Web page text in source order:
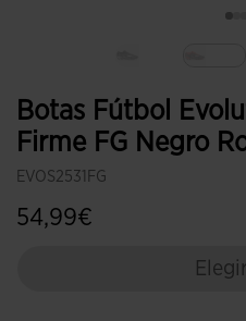
Botas Fútbol
Firme FG Negro
EVOS2531FG
54,99€